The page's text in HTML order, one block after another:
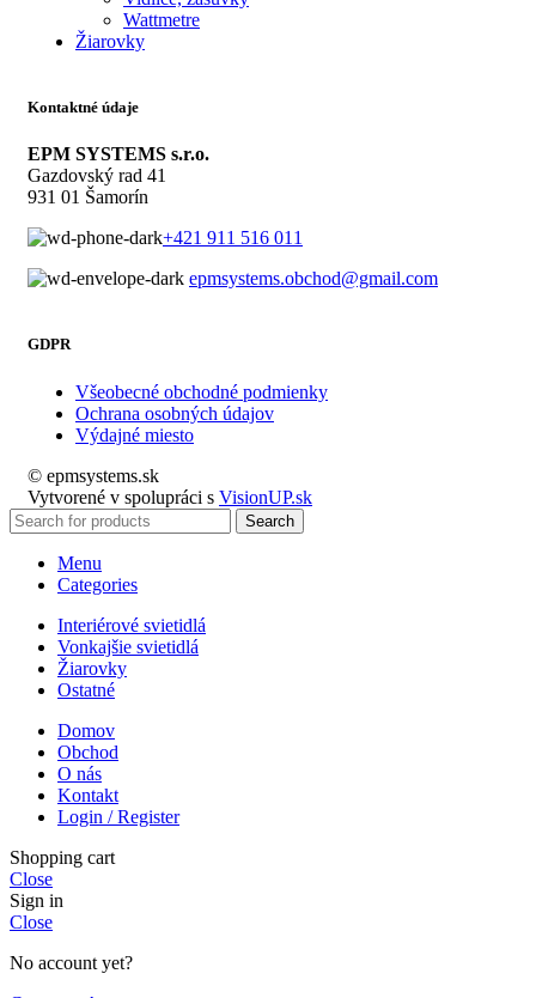
Wattmetre
Žiarovky
Kontaktné údaje
EPM SYSTEMS s.r.o.
Gazdovský rad 41
931 01 Šamorín
+421 911 516 011
epmsystems.obchod@gmail.com
GDPR
Všeobecné obchodné podmienky
Ochrana osobných údajov
Výdajné miesto
© epmsystems.sk
Vytvorené v spolupráci s VisionUP.sk
Search
Menu
Categories
Interiérové svietidlá
Vonkajšie svietidlá
Žiarovky
Ostatné
Domov
Obchod
O nás
Kontakt
Login / Register
Shopping cart
Close
Sign in
Close
No account yet?